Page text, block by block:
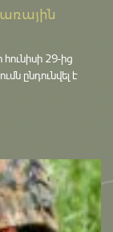
29-ից
ընդունվել է